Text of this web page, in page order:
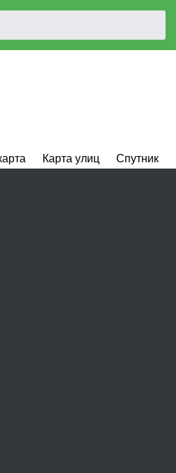
Карта улиц Спутник